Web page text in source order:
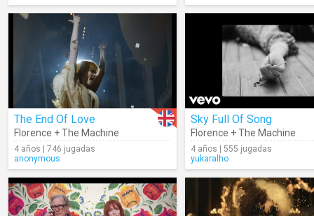
The End Of Love
Florence + The Machine
4 años | 746 jugadas
anonymous
Sky Full Of Song
Florence + The Machine
4 años | 555 jugadas
yukaralho